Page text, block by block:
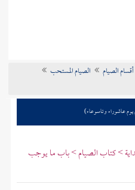
أقسام الصيام
الصيام المستحب
عاشوراء وتاسوعاء)
> كتاب الصيام > باب ما يوجب